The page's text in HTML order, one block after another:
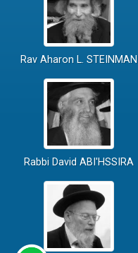
Rav Aharon L. STEINMAN
Rabbi David ABI'HSSIRA